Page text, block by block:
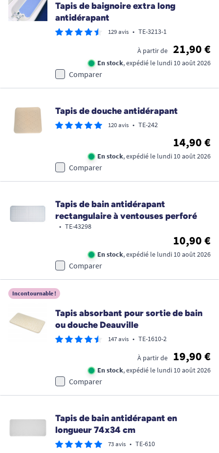
Tapis de baignoire extra long
antidérapant
129 avis • TE-3213-1
À partir de 21,90 €
En stock, expédié le lundi 10 août 2026
Comparer
Tapis de douche antidérapant
120 avis • TE-242
14,90 €
En stock, expédié le lundi 10 août 2026
Comparer
Tapis de bain antidérapant
rectangulaire à ventouses perforé
• TE-43298
10,90 €
En stock, expédié le lundi 10 août 2026
Comparer
Incontournable !
Tapis absorbant pour sortie de bain
ou douche Deauville
147 avis • TE-1610-2
À partir de 19,90 €
En stock, expédié le lundi 10 août 2026
Comparer
Tapis de bain antidérapant en
longueur 74x34 cm
73 avis • TE-610